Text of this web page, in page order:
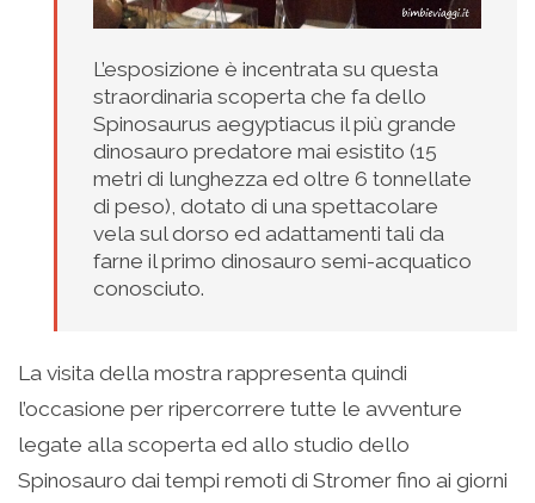
L’esposizione è incentrata su questa
straordinaria scoperta che fa dello
Spinosaurus aegyptiacus il più grande
dinosauro predatore mai esistito (15
metri di lunghezza ed oltre 6 tonnellate
di peso), dotato di una spettacolare
vela sul dorso ed adattamenti tali da
farne il primo dinosauro semi-acquatico
conosciuto.
La visita della mostra rappresenta quindi
l’occasione per ripercorrere tutte le avventure
legate alla scoperta ed allo studio dello
Spinosauro dai tempi remoti di Stromer fino ai giorni